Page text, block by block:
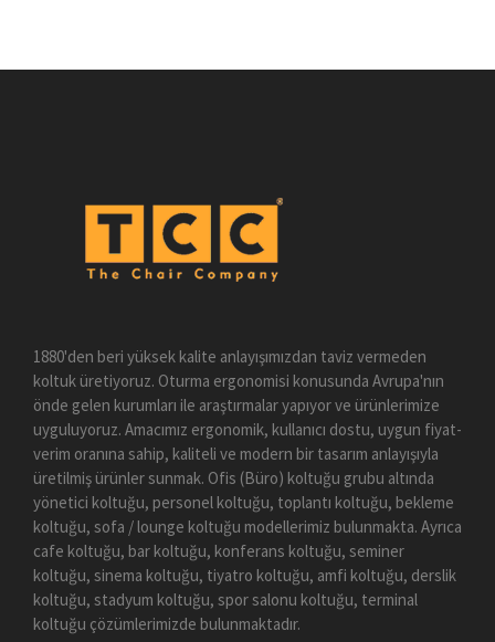
1880'den beri yüksek kalite anlayışımızdan taviz vermeden
koltuk üretiyoruz. Oturma ergonomisi konusunda Avrupa'nın
önde gelen kurumları ile araştırmalar yapıyor ve ürünlerimize
uyguluyoruz. Amacımız ergonomik, kullanıcı dostu, uygun fiyat-
verim oranına sahip, kaliteli ve modern bir tasarım anlayışıyla
üretilmiş ürünler sunmak. Ofis (Büro) koltuğu grubu altında
yönetici koltuğu, personel koltuğu, toplantı koltuğu, bekleme
koltuğu, sofa / lounge koltuğu modellerimiz bulunmakta. Ayrıca
cafe koltuğu, bar koltuğu, konferans koltuğu, seminer
koltuğu, sinema koltuğu, tiyatro koltuğu, amfi koltuğu, derslik
koltuğu, stadyum koltuğu, spor salonu koltuğu, terminal
koltuğu çözümlerimizde bulunmaktadır.